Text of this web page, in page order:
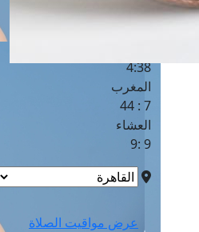
الظهر
4:38
المغرب
7 : 44
العشاء
9 :9
عرض مواقيت الصلاة